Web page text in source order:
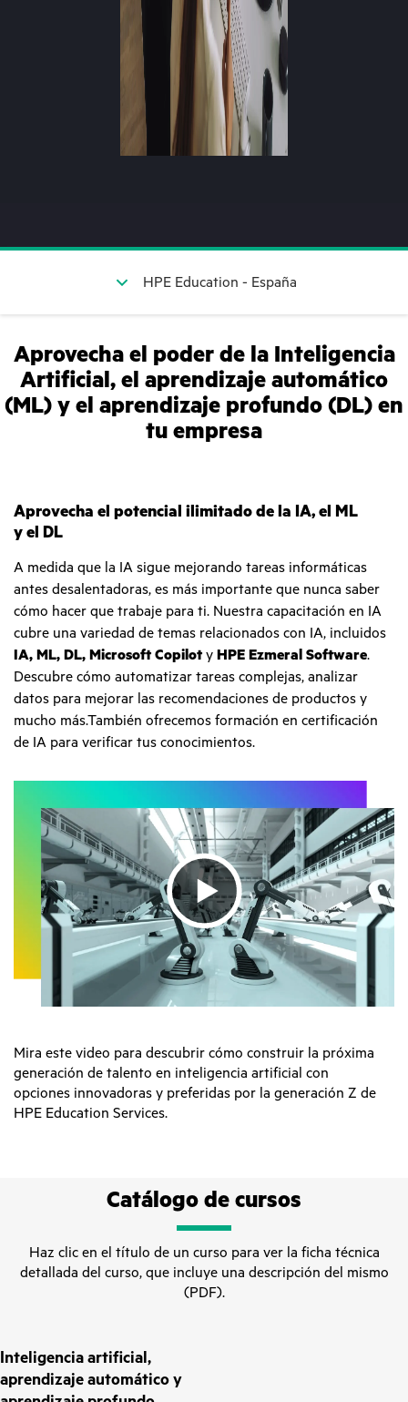
HPE Education - España
Aprovecha el poder de la Inteligencia
Artificial, el aprendizaje automático
(ML) y el aprendizaje profundo (DL) en
tu empresa
Mira este video para descubrir cómo construir la próxima
generación de talento en inteligencia artificial con
opciones innovadoras y preferidas por la generación Z de
HPE Education Services.
Aprovecha el potencial ilimitado de la IA, el ML
y el DL
A medida que la IA sigue mejorando tareas informáticas
antes desalentadoras, es más importante que nunca saber
cómo hacer que trabaje para ti. Nuestra capacitación en IA
cubre una variedad de temas relacionados con IA, incluidos
IA, ML, DL, Microsoft Copilot y HPE Ezmeral Software.
Descubre cómo automatizar tareas complejas, analizar
datos para mejorar las recomendaciones de productos y
mucho más.También ofrecemos formación en certificación
de IA para verificar tus conocimientos.
Catálogo de cursos
Haz clic en el título de un curso para ver la ficha técnica
detallada del curso, que incluye una descripción del mismo
(PDF).
Inteligencia artificial,
aprendizaje automático y